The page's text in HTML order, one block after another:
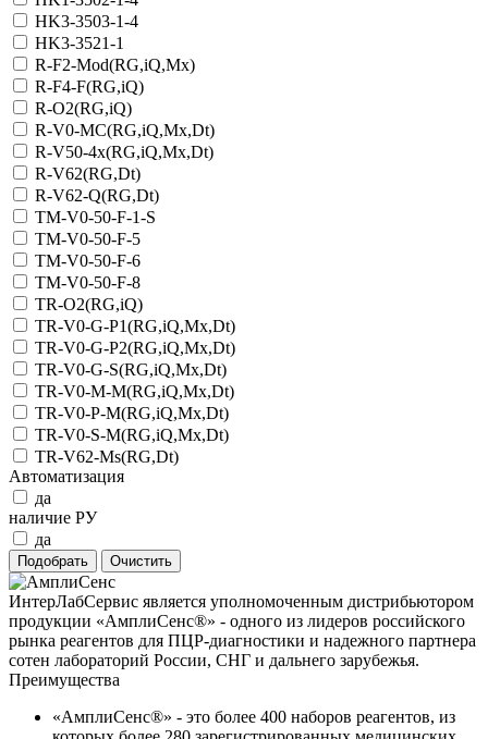
HK3-3503-1-4
HK3-3521-1
R-F2-Mod(RG,iQ,Mx)
R-F4-F(RG,iQ)
R-O2(RG,iQ)
R-V0-MC(RG,iQ,Mx,Dt)
R-V50-4x(RG,iQ,Mx,Dt)
R-V62(RG,Dt)
R-V62-Q(RG,Dt)
TM-V0-50-F-1-S
TM-V0-50-F-5
TM-V0-50-F-6
TM-V0-50-F-8
TR-O2(RG,iQ)
TR-V0-G-P1(RG,iQ,Mx,Dt)
TR-V0-G-P2(RG,iQ,Mx,Dt)
TR-V0-G-S(RG,iQ,Mx,Dt)
TR-V0-M-M(RG,iQ,Mx,Dt)
TR-V0-P-M(RG,iQ,Mx,Dt)
TR-V0-S-M(RG,iQ,Mx,Dt)
TR-V62-Ms(RG,Dt)
Автоматизация
да
наличие РУ
да
ИнтерЛабСервис является уполномоченным дистрибьютором
продукции «АмплиСенс®» - одного из лидеров российского
рынка реагентов для ПЦР-диагностики и надежного партнера
сотен лабораторий России, СНГ и дальнего зарубежья.
Преимущества
«АмплиСенс®» - это более 400 наборов реагентов, из